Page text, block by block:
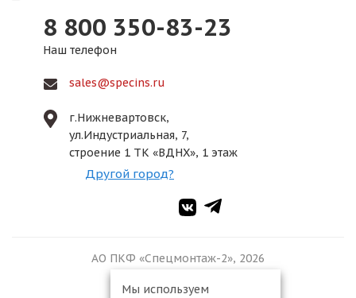
8 800 350-83-23
Наш телефон
sales@specins.ru
г.Нижневартовск,
ул.Индустриальная, 7,
строение 1 ТК «ВДНХ», 1 этаж
Другой город?
АО ПКФ «Спецмонтаж-2», 2026
Мы используем